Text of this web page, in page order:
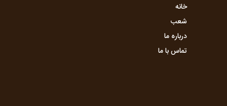
خانه
شعب
درباره ما
تماس با ما